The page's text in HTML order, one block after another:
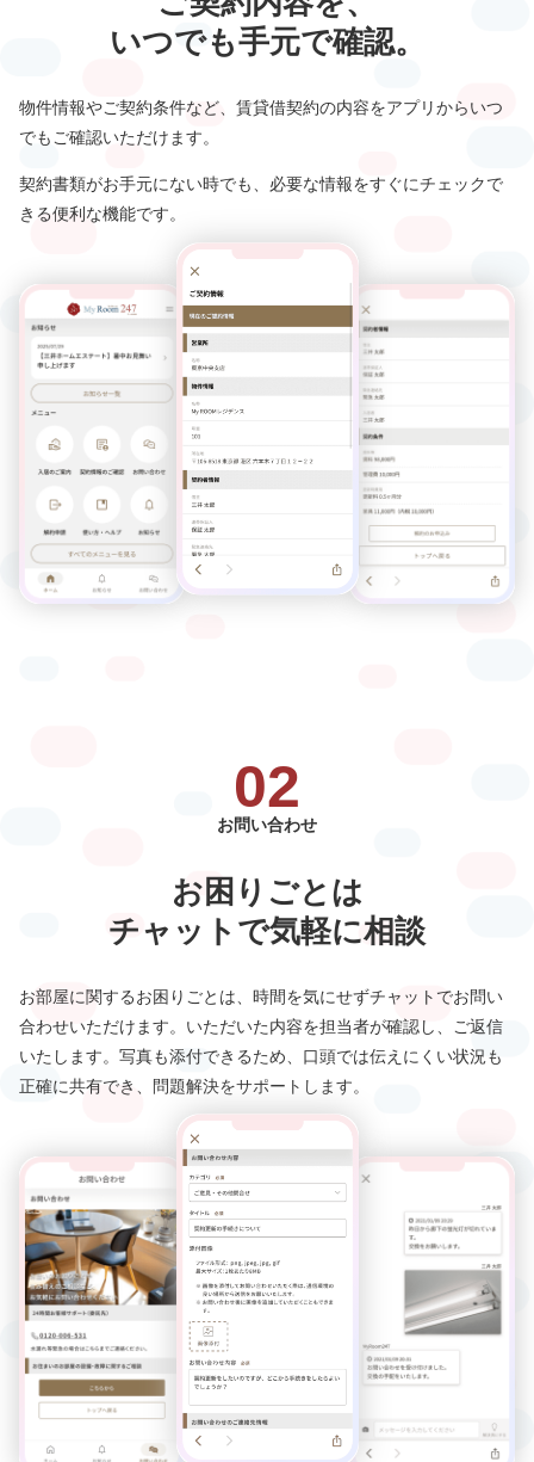
いつでも手元で確認。
物件情報やご契約条件など、 賃貸借契約の内容をアプリからいつ
でもご確認いただけます。
契約書類がお手元にない時でも、 必要な情報をすぐにチェックで
きる便利な機能です。
02
お問い合わせ
お困りごとは
チャットで気軽に相談
お部屋に関するお困りごとは、時間を気にせずチャットでお問い
合わせいただけます。 いただいた内容を担当者が確認し、ご返信
いたします。写真も添付できるため、口頭では伝えにくい状況も
正確に共有でき、問題解決をサポートします。